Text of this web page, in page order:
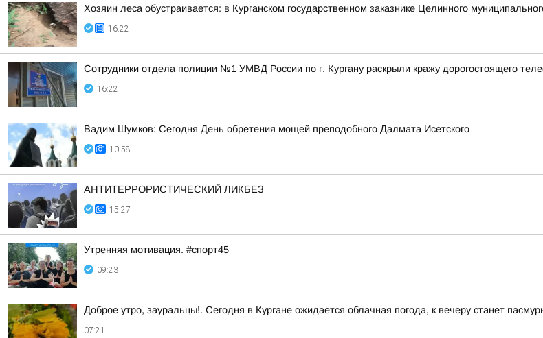
Хозяин леса обустраивается: в Курганском государственном заказнике Целинного
16:22
Сотрудники отдела полиции №1 УМВД России по г. Кургану раскрыли кражу дорогостоящего
16:22
Вадим Шумков: Сегодня День обретения мощей преподобного Далмата Исетского
10:58
АНТИТЕРРОРИСТИЧЕСКИЙ ЛИКБЕЗ
15:27
Утренняя мотивация. #спорт45
09:23
Доброе утро, зауральцы!. Сегодня в Кургане ожидается облачная погода, к вечеру станет
07:21